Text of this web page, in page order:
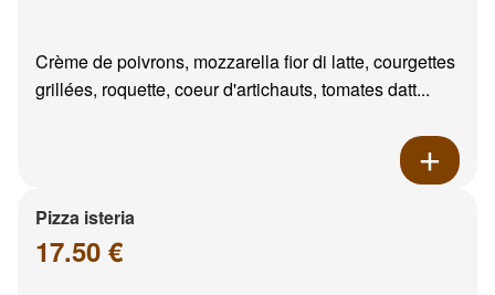
Crème de poivrons, mozzarella fior di latte, courgettes
grillées, roquette, coeur d'artichauts, tomates datt...
Pizza isteria
17.50 €